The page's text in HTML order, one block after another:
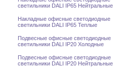
светильники DALI IP65 Нейтральные
Накладные офисные светодиодные
светильники DALI IP65 Теплые
Подвесные офисные светодиодные
светильники DALI IP20 Холодные
Подвесные офисные светодиодные
светильники DALI IP20 Нейтральные